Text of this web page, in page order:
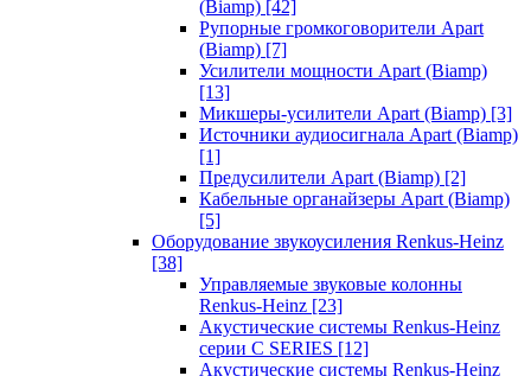
(Biamp) [42]
Рупорные громкоговорители Apart
(Biamp) [7]
Усилители мощности Apart (Biamp)
[13]
Микшеры-усилители Apart (Biamp) [3]
Источники аудиосигнала Apart (Biamp)
[1]
Предусилители Apart (Biamp) [2]
Кабельные органайзеры Apart (Biamp)
[5]
Оборудование звукоусиления Renkus-Heinz
[38]
Управляемые звуковые колонны
Renkus-Heinz [23]
Акустические системы Renkus-Heinz
серии C SERIES [12]
Акустические системы Renkus-Heinz